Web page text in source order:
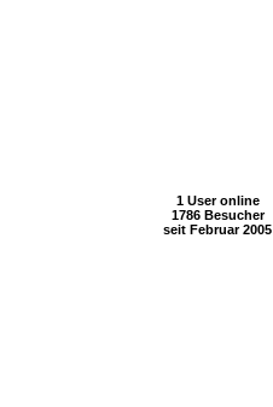
1 User online
1786 Besucher
seit Februar 2005